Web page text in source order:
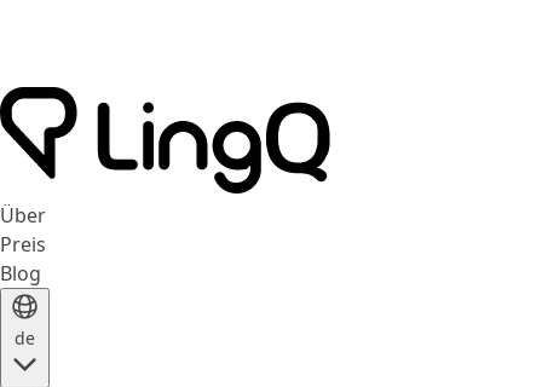
Über
Preis
Blog
de